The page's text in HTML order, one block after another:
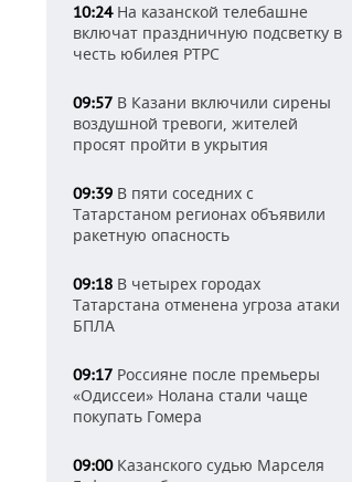
10:24На казанской телебашне
включат праздничную подсветку в
честь юбилея РТРС
09:57 В Казани включили сирены
воздушной тревоги, жителей
просят пройти в укрытия
09:39 В пяти соседних с
Татарстаном регионах объявили
ракетную опасность
09:18 В четырех городах
Татарстана отменена угроза атаки
БПЛА
09:17 Россияне после премьеры
«Одиссеи» Нолана стали чаще
покупать Гомера
09:00Казанского судью Марселя